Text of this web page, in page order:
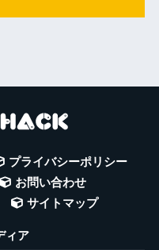
プライバシーポリシー
お問い合わせ
サイトマップ
ィア